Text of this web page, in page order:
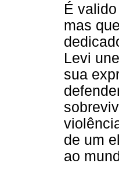
É
mas
Levi
sua
de um
ao